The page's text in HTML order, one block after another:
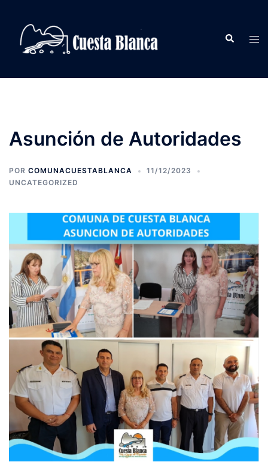
contenido
Buscar
Asunción de Autoridades
POR COMUNACUESTABLANCA
11/12/2023
UNCATEGORIZED